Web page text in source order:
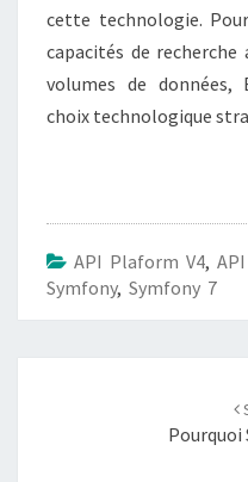
cette technologie.
capacités de
volumes de données,
choix technologique
API Plaform V4,
Symfony, Symfony 7
Pourquoi